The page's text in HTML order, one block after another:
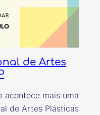
de Artes
acontece mais uma
de Artes Plásticas